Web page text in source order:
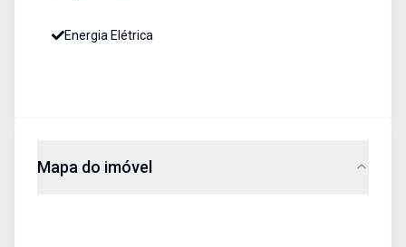
Energia Elétrica
Mapa do imóvel